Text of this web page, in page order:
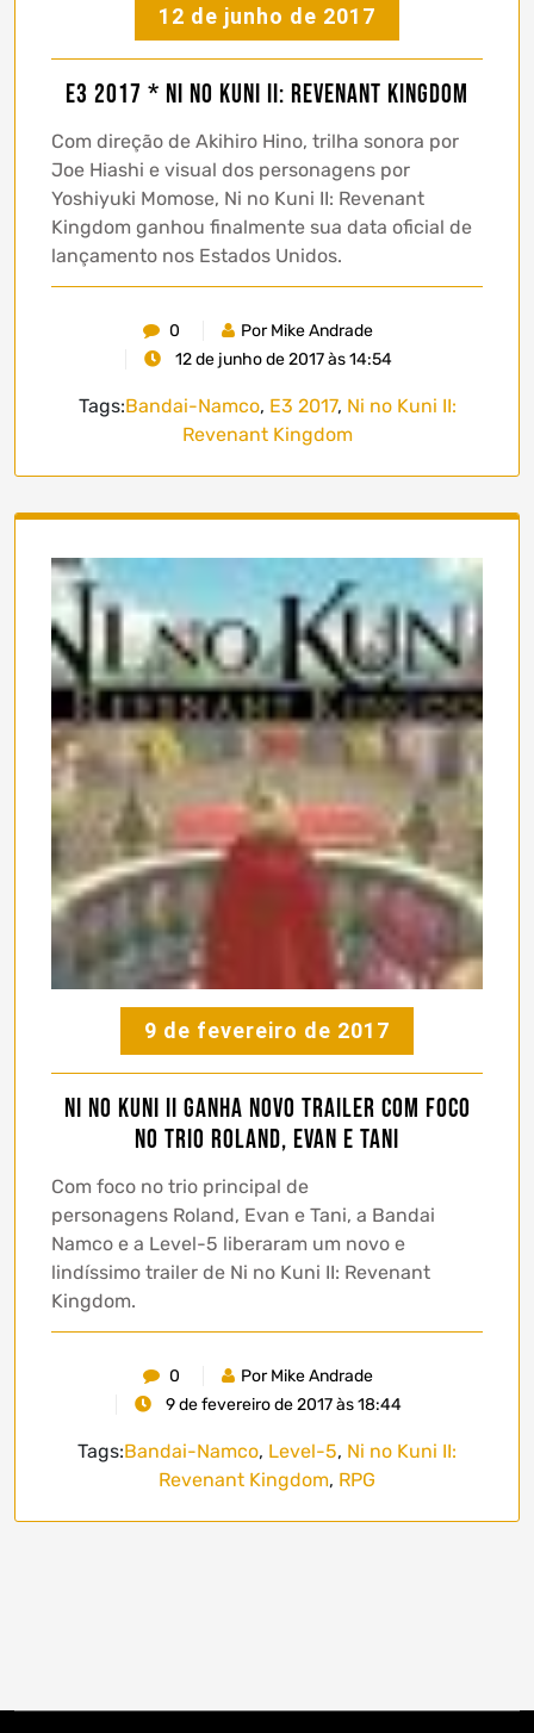
12 de junho de 2017
E3 2017 * Ni no Kuni II: Revenant Kingdom
Com direção de Akihiro Hino, trilha sonora por
Joe Hiashi e visual dos personagens por
Yoshiyuki Momose, Ni no Kuni II: Revenant
Kingdom ganhou finalmente sua data oficial de
lançamento nos Estados Unidos.
0
Por Mike Andrade
12 de junho de 2017 às 14:54
Tags:Bandai-Namco, E3 2017, Ni no Kuni II:
Revenant Kingdom
9 de fevereiro de 2017
Ni no Kuni II ganha novo trailer com foco
no trio Roland, Evan e Tani
Com foco no trio principal de
personagens Roland, Evan e Tani, a Bandai
Namco e a Level-5 liberaram um novo e
lindíssimo trailer de Ni no Kuni II: Revenant
Kingdom.
0
Por Mike Andrade
9 de fevereiro de 2017 às 18:44
Tags:Bandai-Namco, Level-5, Ni no Kuni II:
Revenant Kingdom, RPG